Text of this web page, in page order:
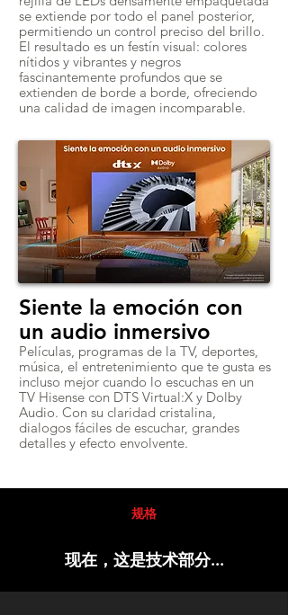
se extiende por todo el panel posterior,
permitiendo un control preciso del brillo.
El resultado es un festín visual: colores
nítidos y vibrantes y negros
fascinantemente profundos que se
extienden de borde a borde, ofreciendo
una calidad de imagen incomparable.
Siente la emoción con
un audio inmersivo
Películas, programas de la TV, deportes,
música, el entretenimiento que te gusta es
incluso mejor cuando lo escuchas en un
TV Hisense con DTS Virtual:X y Dolby
Audio. Con su claridad cristalina,
dialogos fáciles de escuchar, grandes
detalles y efecto envolvente.
规格
现在，这是技术部分...